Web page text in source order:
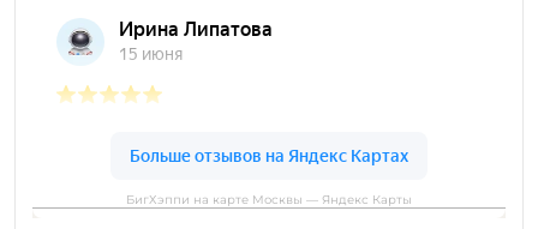
БигХэппи на карте Москвы — Яндекс Карты